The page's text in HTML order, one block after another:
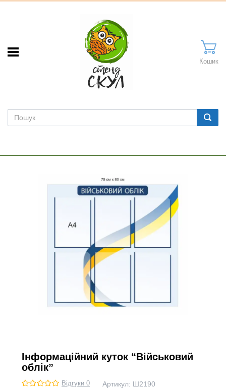
Кошик
Інформаційний куток “Військовий
облік”
Відгуки 0 Артикул: Ш2190